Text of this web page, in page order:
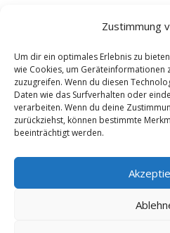
Zustimmung
Um dir ein optimales Erlebnis zu
wie Cookies, um
zuzugreifen. Wenn du diesen
Daten wie das Surfverhalten oder
verarbeiten. Wenn du deine
zurückziehst, können bestimmte
beeinträchtigt werden.
Sicherheitsdienst Peine|
Hundeschule Peine|
Reisebüro Peine
Contents [show]
No tags for this post.